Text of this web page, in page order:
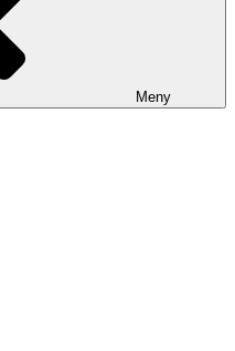
Meny